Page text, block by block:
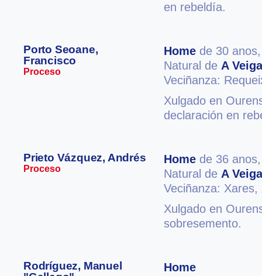
en rebeldía.
Porto Seoane,
Francisco
Proceso
Home de 30
Natural de A Veiga
Veciñanza:
Xulgado en
declaración en
Prieto Vázquez, Andrés
Proceso
Home de 36
Natural de A Veiga
Veciñanza: Xares,
Xulgado en
sobresemento.
Rodríguez, Manuel
Home